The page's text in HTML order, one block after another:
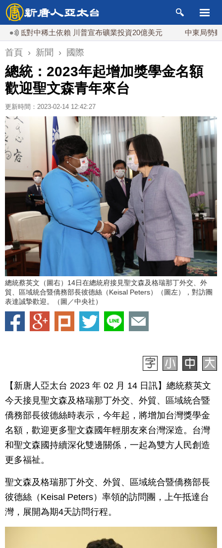
中稀土依賴 川普宣布礦業投資20億美元 中東局勢動盪 土
首頁 › 新聞 › 國際
總統：2023年起增加獎學金名額
歡迎聖文森青年來台
更新時間：2023-02-14 12:42:27
總統蔡英文（圖右）14日在總統府接見聖文森及格瑞那丁外交、外
貿、區域統合暨僑務部長彼德絲（Keisal Peters）（圖左），對訪團
表達誠摯歡迎。（圖／中央社）
【新唐人亞太台 2023 年 02 月 14 日訊】總統蔡英文
今天接見聖文森及格瑞那丁外交、外貿、區域統合暨
僑務部長彼德絲時表示，今年起，將增加台灣獎學金
名額，歡迎更多聖文森國年輕朋友來台灣深造。台灣
和聖文森國持續深化雙邊關係，一起為雙方人民創造
更多福祉。
聖文森及格瑞那丁外交、外貿、區域統合暨僑務部長
彼德絲（Keisal Peters）率領的訪問團，上午抵達台
灣，展開為期4天訪問行程。